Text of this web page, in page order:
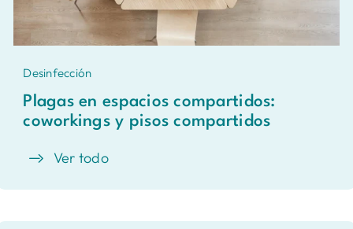
Desinfección
Plagas en espacios compartidos:
coworkings y pisos compartidos
Ver todo